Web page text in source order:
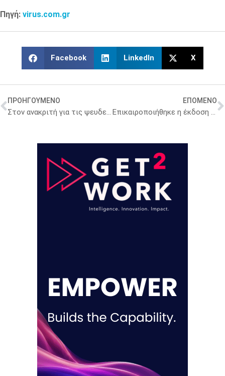
Πηγή: virus.com.gr
Facebook LinkedIn X
ΠΡΟΗΓΟΥΜΕΝΟ
Στον ανακριτή για τις ψευδείς συνταγογραφήσεις- Ζημιά 120.000 ευρώ σε βάρος του Δημοσίου
ΕΠΟΜΕΝΟ
Επικαιροποιήθηκε η έκδοση για τη διαχείριση της Θαλασσαιμίας